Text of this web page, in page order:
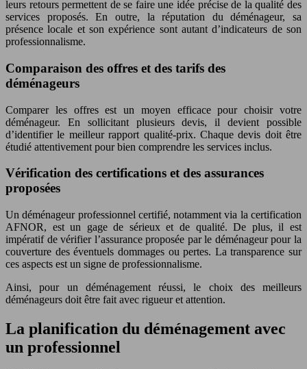
leurs retours permettent de se faire une idée précise de la qualité des
services proposés. En outre, la réputation du déménageur, sa
présence locale et son expérience sont autant d’indicateurs de son
professionnalisme.
Comparaison des offres et des tarifs des
déménageurs
Comparer les offres est un moyen efficace pour choisir votre
déménageur. En sollicitant plusieurs devis, il devient possible
d’identifier le meilleur rapport qualité-prix. Chaque devis doit être
étudié attentivement pour bien comprendre les services inclus.
Vérification des certifications et des assurances
proposées
Un déménageur professionnel certifié, notamment via la certification
AFNOR, est un gage de sérieux et de qualité. De plus, il est
impératif de vérifier l’assurance proposée par le déménageur pour la
couverture des éventuels dommages ou pertes. La transparence sur
ces aspects est un signe de professionnalisme.
Ainsi, pour un déménagement réussi, le choix des meilleurs
déménageurs doit être fait avec rigueur et attention.
La planification du déménagement avec
un professionnel